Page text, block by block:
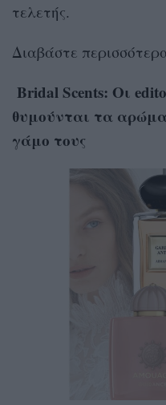
τελετής.
Διαβάστε
Bridal Scents: Οι
θυμούνται τα
γάμο τους